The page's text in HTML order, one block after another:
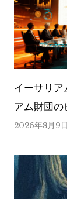
イーサリア
アム財団
2026年8月9日